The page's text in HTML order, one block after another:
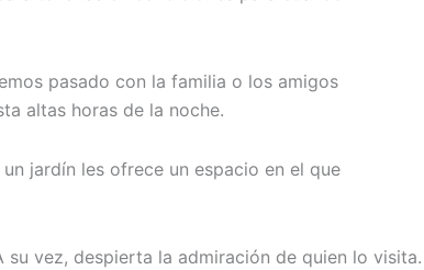
pasado con la familia o los amigos
altas horas de la noche.
jardín les ofrece un espacio en el que
vez, despierta la admiración de quien lo visita.